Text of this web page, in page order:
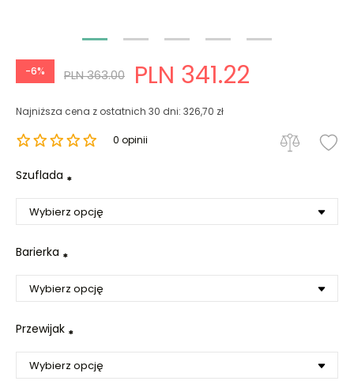
-6% PLN 363.00 PLN 341.22
Najniższa cena z ostatnich 30 dni: 326,70 zł
0 opinii
Szuflada *
Barierka *
Przewijak *